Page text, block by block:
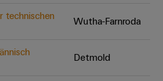
technischen
Wutha-Farnroda
Detmold